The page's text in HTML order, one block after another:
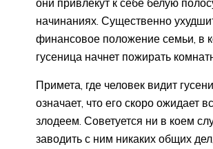
они привлекут к себе белую
начинаниях. Существенно
финансовое положение семьи, в
гусеница начнет пожирать
Примета, где человек видит
означает, что его скоро ожидает
злодеем. Советуется ни в коем
заводить с ним никаких общих